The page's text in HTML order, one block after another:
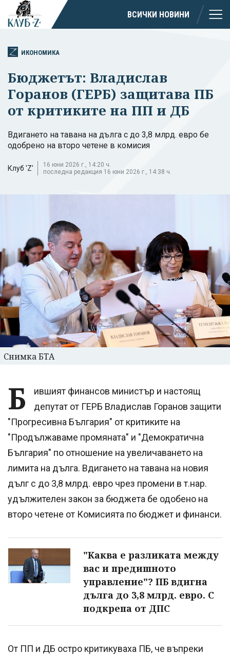
ВСИЧКИ НОВИНИ
ИКОНОМИКА
Бюджетът: Владислав
Горанов (ГЕРБ) защитава ПБ
от критиките на ПП и ДБ
Вдигането на тавана на дълга с до 3,8 млрд. евро бе
одобрено на второ четене в комисия
Клуб 'Z'
16 юни 2026 г., 14:20 ч.
последна редакция 16 юни 2026 г., 14:38 ч.
Снимка БТА
Б
ившият финансов министър и настоящ
депутат от ГЕРБ Владислав Горанов защити
"Прогресивна България" от критиките на
"Продължаваме промяната" и "Демократична
България" по отношение на увеличаването на
лимита на дълга. Вдигането на тавана на новия
дълг с до 3,8 млрд. евро чрез промени в т.нар.
удължителен закон за бюджета бе одобено на
второ четене от Комисията по бюджет и финанси.
"Каква е разликата между
вас и предишното
управление"? ПБ вдигна
дълга до 3,8 млрд. евро. С
подкрепа от ДПС
От ПП и ДБ остро критикуваха ПБ, че въпреки